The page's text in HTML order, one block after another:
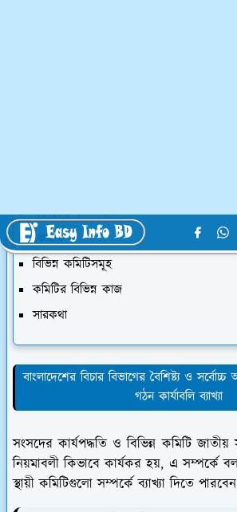
সংসদের কার্যপদ্ধতি
কোরাম
বিভিন্ন কমিটিসমূহ
কমিটির বিভিন্ন কাজ
সারকথা
বাংলাদেশের বিচার বিভাগের বৈশিষ্ট্য ও
গঠন কার্যাবলি ব্যাখ্যা
সংসদের কার্যপদ্ধতি ও বিভিন্ন কমিটি জাতীয়
নিয়মাবলী কিভাবে কার্যকর হয়, এ সম্পর্কে
স্থায়ী কমিটিগুলো সম্পর্কে ব্যাখ্যা দিতে